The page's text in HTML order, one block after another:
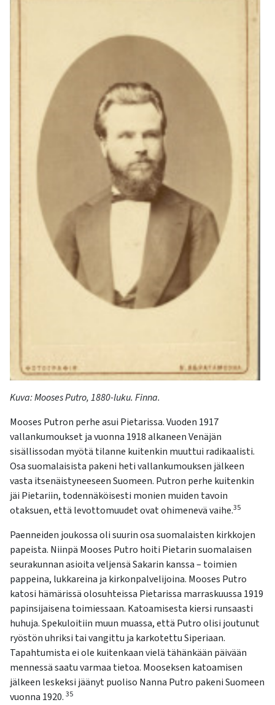
Kuva:MoosesPutro, 1880-luku. Finna.
Mooses Putron perhe asui Pietarissa. Vuoden 1917
vallankumoukset ja vuonna 1918 alkaneen Venäjän
sisällissodan myötä tilanne kuitenkin muuttui radikaalisti.
Osa suomalaisista pakeni heti vallankumouksen jälkeen
vasta itsenäistyneeseen Suomeen. Putron perhe kuitenkin
jäi Pietariin, todennäköisesti monien muiden tavoin
otaksuen, että levottomuudet ovat ohimenevä vaihe.35
Paenneiden joukossa oli suurin osa suomalaisten kirkkojen
papeista. Niinpä Mooses Putro hoiti Pietarin suomalaisen
seurakunnan asioita veljensä Sakarin kanssa – toimien
pappeina, lukkareina ja kirkonpalvelijoina. Mooses Putro
katosi hämärissä olosuhteissa Pietarissa marraskuussa 1919
papinsijaisena toimiessaan. Katoamisesta kiersi runsaasti
huhuja. Spekuloitiin muun muassa, että Putro olisi joutunut
ryöstön uhriksi tai vangittu ja karkotettu Siperiaan.
Tapahtumista ei ole kuitenkaan vielä tähänkään päivään
mennessä saatu varmaa tietoa. Mooseksen katoamisen
jälkeen leskeksi jäänyt puoliso Nanna Putro pakeni Suomeen
vuonna 1920. 35